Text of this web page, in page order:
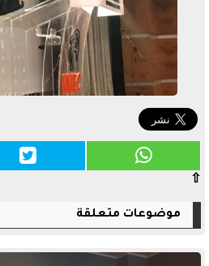
⇧
موضوعات متعلقة